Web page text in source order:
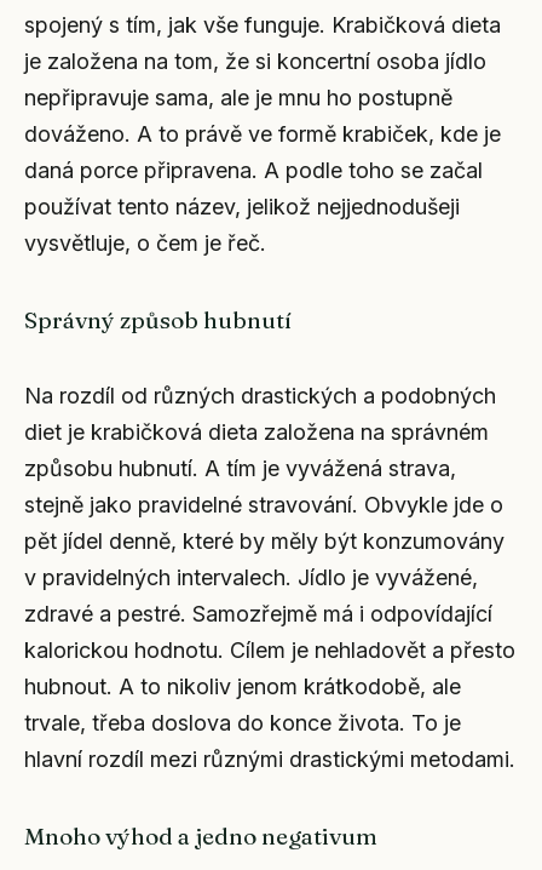
spojený s tím, jak vše funguje. Krabičková dieta
je založena na tom, že si koncertní osoba jídlo
nepřipravuje sama, ale je mnu ho postupně
dováženo. A to právě ve formě krabiček, kde je
daná porce připravena. A podle toho se začal
používat tento název, jelikož nejjednodušeji
vysvětluje, o čem je řeč.
Správný způsob hubnutí
Na rozdíl od různých drastických a podobných
diet je krabičková dieta založena na správném
způsobu hubnutí. A tím je vyvážená strava,
stejně jako pravidelné stravování. Obvykle jde o
pět jídel denně, které by měly být konzumovány
v pravidelných intervalech. Jídlo je vyvážené,
zdravé a pestré. Samozřejmě má i odpovídající
kalorickou hodnotu. Cílem je nehladovět a přesto
hubnout. A to nikoliv jenom krátkodobě, ale
trvale, třeba doslova do konce života. To je
hlavní rozdíl mezi různými drastickými metodami.
Mnoho výhod a jedno negativum